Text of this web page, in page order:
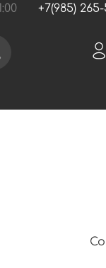
+7(985)